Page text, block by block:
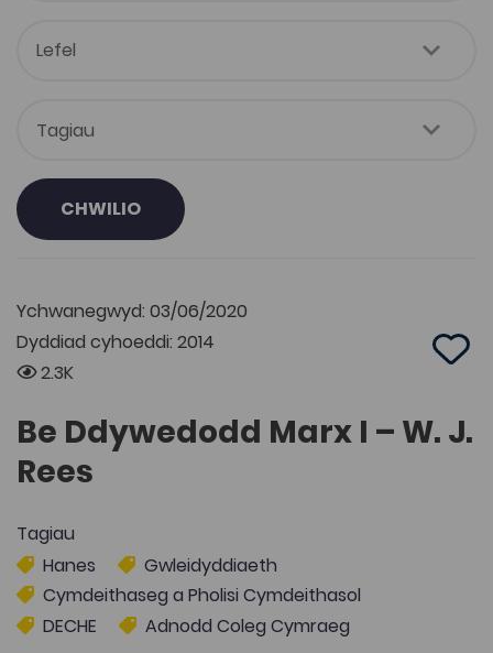
CHWILIO
Ychwanegwyd: 03/06/2020
Dyddiad cyhoeddi: 2014
2.3K
Add
Be Ddywedodd Marx I – W. J.
Rees
Tagiau
Hanes
Gwleidyddiaeth
Cymdeithaseg a Pholisi Cymdeithasol
DECHE
Adnodd Coleg Cymraeg